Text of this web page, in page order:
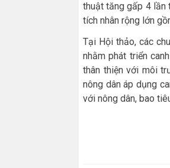
thuật tăng gấp 4 lần
tích nhân rộng lớn
Tại Hội thảo, các
nhằm phát triển
thân thiện với môi
nông dân áp dụng
với nông dân, bao